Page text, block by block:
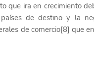
que ira en crecimiento
de destino y la
de comercio[8] que